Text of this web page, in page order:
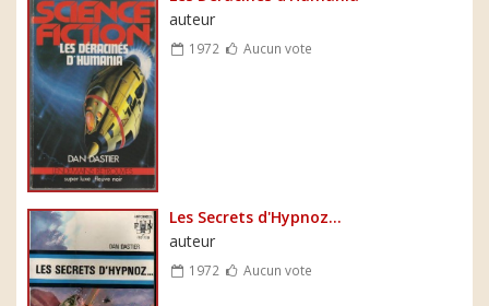
auteur
1972 Aucun vote
Les Secrets d'Hypnoz...
auteur
1972 Aucun vote